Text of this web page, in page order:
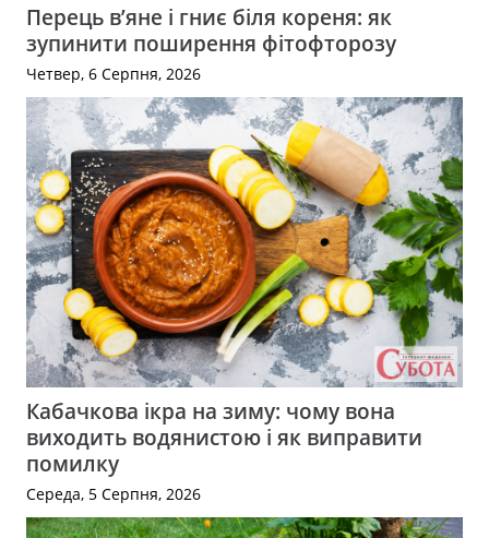
Перець в’яне і гниє біля кореня: як
зупинити поширення фітофторозу
Четвер, 6 Серпня, 2026
Кабачкова ікра на зиму: чому вона
виходить водянистою і як виправити
помилку
Середа, 5 Серпня, 2026